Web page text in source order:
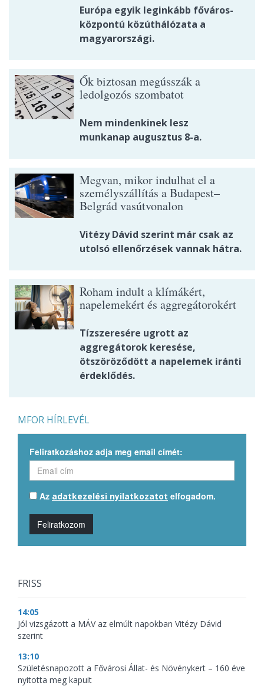
Európa egyik leginkább főváros-
központú közúthálózata a
magyarországi.
Ők biztosan megússzák a
ledolgozós szombatot
Nem mindenkinek lesz
munkanap augusztus 8-a.
Megvan, mikor indulhat el a
személyszállítás a Budapest–
Belgrád vasútvonalon
Vitézy Dávid szerint már csak az
utolsó ellenőrzések vannak hátra.
Roham indult a klímákért,
napelemekért és aggregátorokért
Tízszeresére ugrott az
aggregátorok keresése,
ötszöröződött a napelemek iránti
érdeklődés.
MFOR HÍRLEVÉL
Feliratkozáshoz adja meg email címét:
Az adatkezelési nyilatkozatot elfogadom.
Feliratkozom
FRISS
14:05
Jól vizsgázott a MÁV az elmúlt napokban Vitézy Dávid
szerint
13:10
Születésnapozott a Fővárosi Állat- és Növénykert – 160 éve
nyitotta meg kapuit